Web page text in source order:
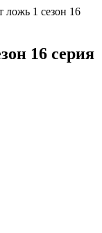
ложь 1 сезон 16
16 серия